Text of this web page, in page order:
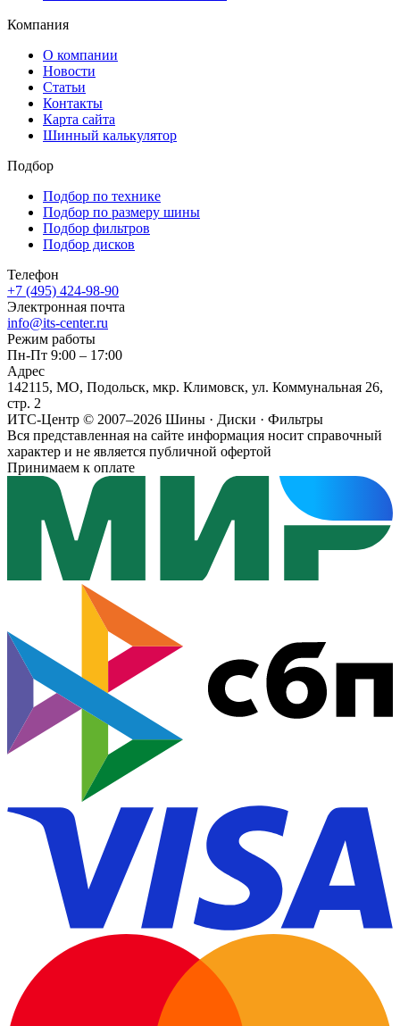
Компания
О компании
Новости
Статьи
Контакты
Карта сайта
Шинный калькулятор
Подбор
Подбор по технике
Подбор по размеру шины
Подбор фильтров
Подбор дисков
Телефон
+7 (495) 424-98-90
Электронная почта
info@its-center.ru
Режим работы
Пн-Пт 9:00 – 17:00
Адрес
142115, МО, Подольск, мкр. Климовск, ул. Коммунальная 26,
стр. 2
ИТС-Центр © 2007–2026 Шины · Диски · Фильтры
Вся представленная на сайте информация носит справочный
характер и не является публичной офертой
Принимаем к оплате